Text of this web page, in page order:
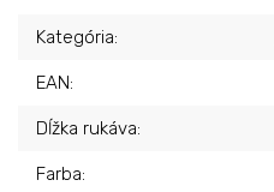
Kategória:
EAN:
Dĺžka rukáva:
Farba: